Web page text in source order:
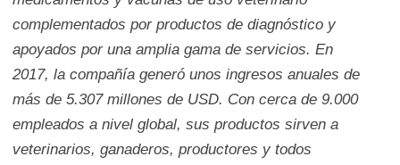
complementados por productos de diagnóstico y
apoyados por una amplia gama de servicios. En
2017, la compañía generó unos ingresos anuales de
más de 5.307 millones de USD. Con cerca de 9.000
empleados a nivel global, sus productos sirven a
veterinarios, ganaderos, productores y todos